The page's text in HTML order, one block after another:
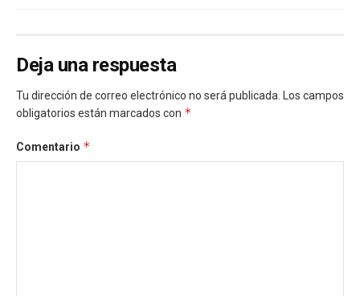
Deja una respuesta
Tu dirección de correo electrónico no será publicada. Los campos
obligatorios están marcados con *
Comentario *